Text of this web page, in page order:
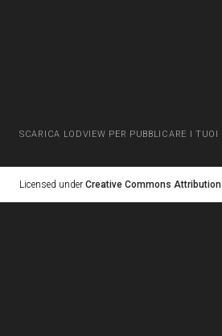
SCARICA LODVIEW PER PUBBLICARE I TUOI
Licensed under Creative Commons